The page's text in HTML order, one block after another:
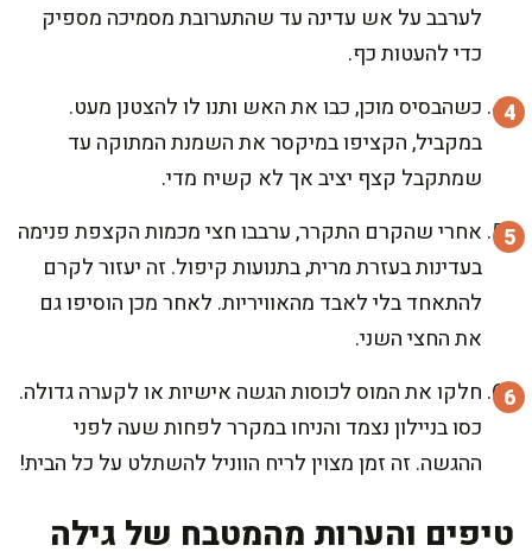
לערבב על אש עדינה עד שהתערובת מסמיכה מספיק
כדי להעטות כף.
כשהבסיס מוכן, כבו את האש ותנו לו להצטנן מעט.
במקביל, הקציפו במיקסר את השמנת המתוקה עד
שמתקבל קצף יציב אך לא קשיח מדי.
אחרי שהקרם התקרר, ערבבו חצי מכמות הקצפת פנימה
בעדינות בעזרת מרית, בתנועות קיפול. זה יעזור לקרם
להתאחד בלי לאבד מהאוויריות. לאחר מכן הוסיפו גם
את החצי השני.
חלקו את המוס לכוסות הגשה אישיות או לקערה גדולה.
כסו בניילון נצמד והניחו במקרר לפחות שעה לפני
ההגשה. זה זמן מצוין לריח הווניל להשתלט על כל הבית!
טיפים והערות מהמטבח של גילה